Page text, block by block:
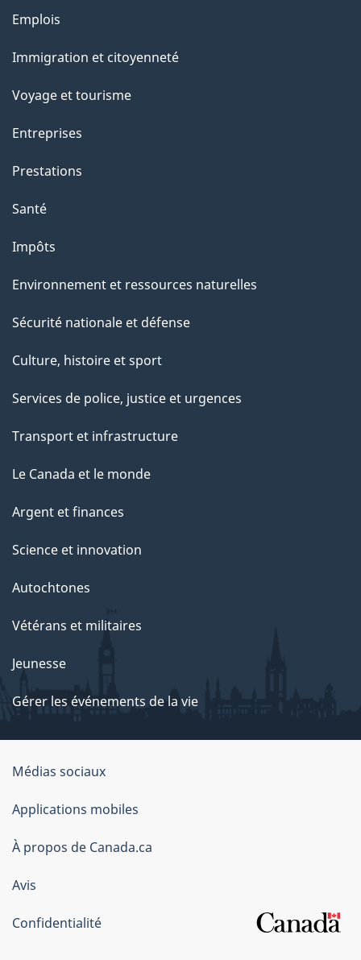
l
a
a
g
"
Thèmes
sujets
Emplois
Immigration et citoyenneté
Voyage et tourisme
Entreprises
Prestations
Santé
Impôts
Environnement et ressources naturelles
Sécurité nationale et défense
Culture, histoire et sport
Services de police, justice et urgences
Transport et infrastructure
Le Canada et le monde
Argent et finances
Science et innovation
Autochtones
Vétérans et militaires
Jeunesse
Gérer les événements de la vie
Organisation
du
gouvernement
du
Canada
Médias sociaux
Applications mobiles
À propos de Canada.ca
Avis
Confidentialité